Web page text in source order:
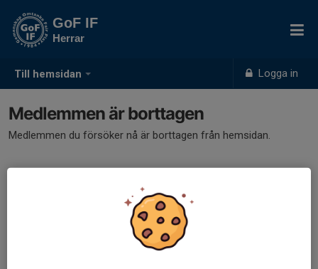
Till hemsidan Logga in
GoF IF
Herrar
Medlemmen är borttagen
Medlemmen du försöker nå är borttagen från hemsidan.